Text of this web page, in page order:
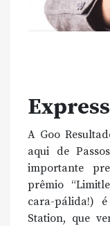
A Goo
aqui de
importante
prêmio
cara-pálida!)
Station, que